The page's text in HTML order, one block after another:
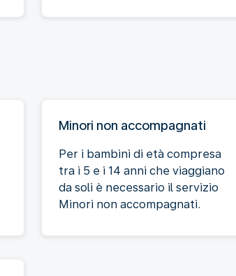
Minori non accompagnati
Per i bambini di età compresa
tra i 5 e i 14 anni che viaggiano
da soli è necessario il servizio
Minori non accompagnati.